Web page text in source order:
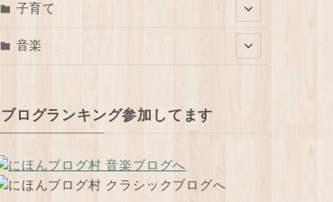
子育て
音楽
ブログランキング参加してます